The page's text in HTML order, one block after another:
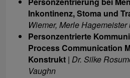
Inkontinenz, Stoma und
Wiemer, Merle
Personzentrierte
Process Communication
Konstrukt | Dr. Silke
Vaughn